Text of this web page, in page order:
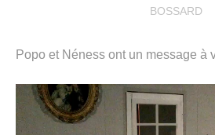
BOSSARD
Popo et Néness ont un message à
Lecteur
vidéo